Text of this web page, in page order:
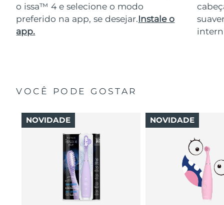
o issa™ 4 e selecione o modo
preferido na app, se desejar.Instale o
app.
VOCÊ PODE GOSTAR
NOVIDADE NOVIDADE